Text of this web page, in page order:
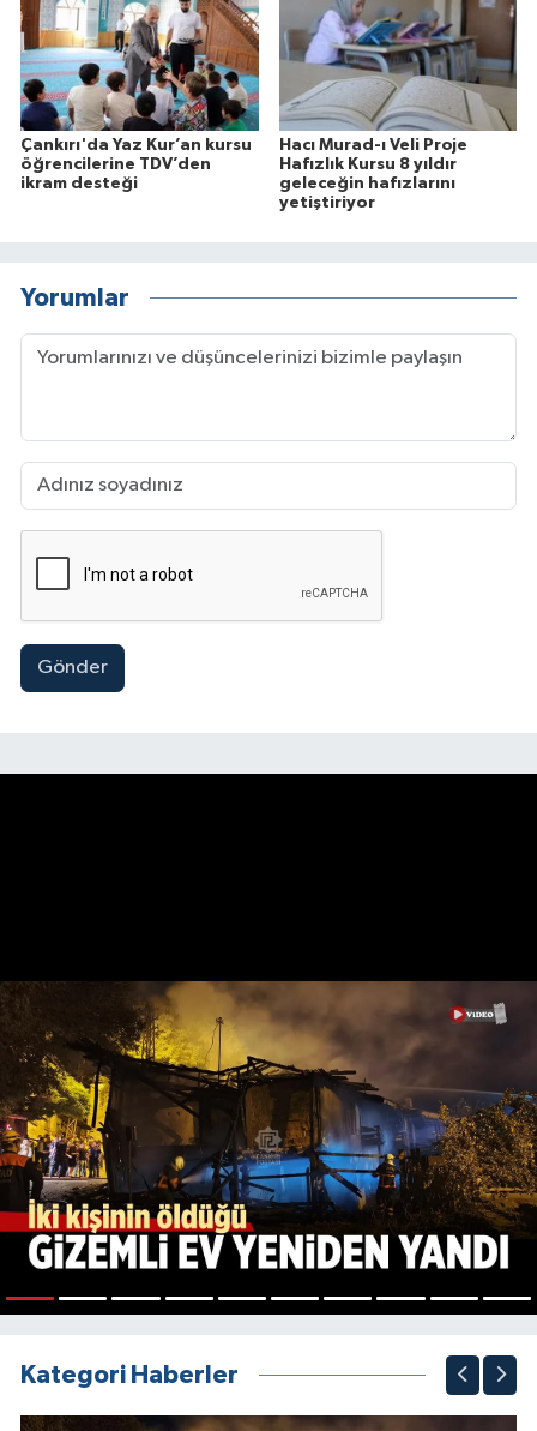
Çankırı'da Yaz Kur’an kursu
öğrencilerine TDV’den
ikram desteği
Hacı Murad-ı Veli Proje
Hafızlık Kursu 8 yıldır
geleceğin hafızlarını
yetiştiriyor
Yorumlar
Gönder
Kategori Haberler